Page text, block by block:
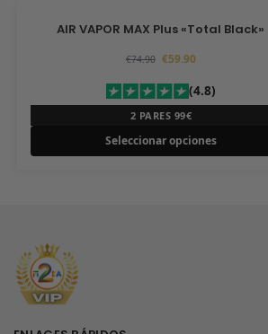
AIR VAPOR MAX Plus «Total Black»
€74.90 €59.90
(4.8)
2 PARES 99€
Seleccionar opciones